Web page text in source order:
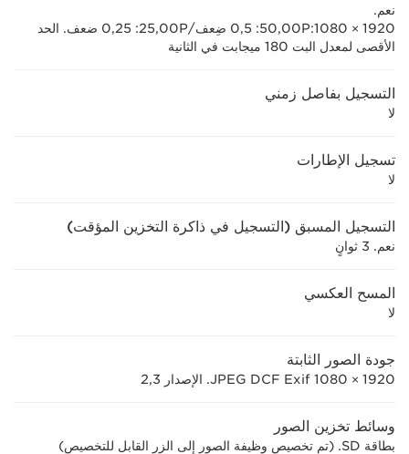
نعم.
1920 × 1080‏:50,00P‏: 0,5 ضِعف/25,00P‏: 0,25 ضعف. الحد
الأقصى لمعدل البت 180 ميجابت في الثانية
التسجيل بفاصل زمني
لا
تسجيل الإطارات
لا
التسجيل المسبق (التسجيل في ذاكرة التخزين المؤقت)
نعم. 3 ثوانٍ
المسح العكسي
لا
جودة الصور الثابتة
1920 × 1080 JPEG DCF Exif. الإصدار 2,3
وسائط تخزين الصور
بطاقة SD. (تم تخصيص وظيفة الصور إلى الزر القابل للتخصيص)